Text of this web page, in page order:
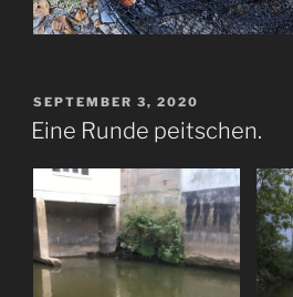
VERÖFFENTLICHT
AM
SEPTEMBER 3, 2020
Eine Runde peitschen.